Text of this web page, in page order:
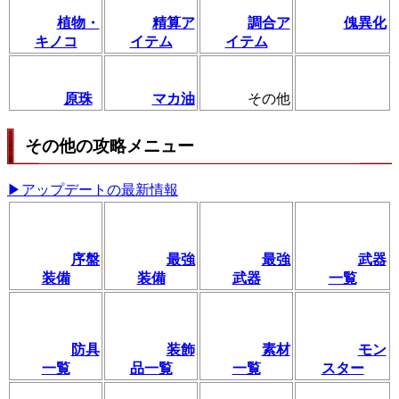
植物・
キノコ
精算ア
イテム
調合ア
イテム
傀異化
原珠 マカ油 その他
その他の攻略メニュー
▶アップデートの最新情報
序盤
装備
最強
装備
最強
武器
武器
一覧
防具
一覧
装飾
品一覧
素材
一覧
モン
スター